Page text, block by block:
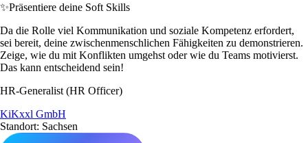
✨Präsentiere deine Soft Skills
Da die Rolle viel Kommunikation und soziale Kompetenz erfordert,
sei bereit, deine zwischenmenschlichen Fähigkeiten zu demonstrieren.
Zeige, wie du mit Konflikten umgehst oder wie du Teams motivierst.
Das kann entscheidend sein!
HR-Generalist (HR Officer)
KiKxxl GmbH
Standort: Sachsen